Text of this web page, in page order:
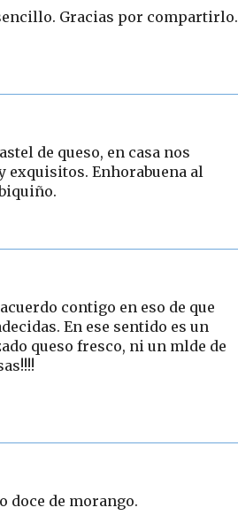
Gracias por compartirlo.
de queso, en casa nos
exquisitos. Enhorabuena al
contigo en eso de que
En ese sentido es un
queso fresco, ni un mlde de
doce de morango.